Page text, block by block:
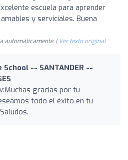
escuela para aprender
y serviciales. Buena
automáticamente. | Ver texto original
-- SANTANDER --
gracias por tu
todo el éxito en tu